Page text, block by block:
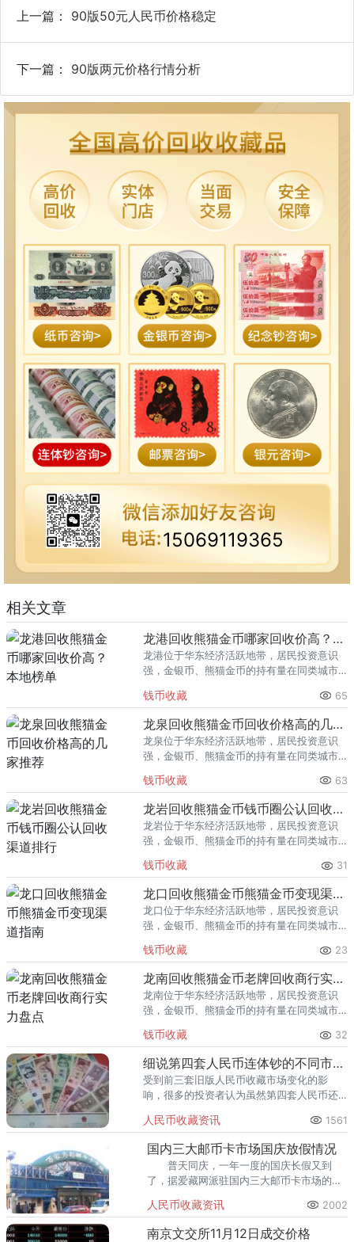
上一篇： 90版50元人民币价格稳定
下一篇： 90版两元价格行情分析
15069119365
相关文章
龙港回收熊猫金币哪家回收价高？本地榜单
龙港位于华东经济活跃地带，居民投资意识
强，金银币、熊猫金币的持有量在同类城市
熊猫金币的需求就明显升温，但鱼龙混杂的
回收渠道里，能精准识别版别溢
钱币收藏 65
龙泉回收熊猫金币回收价格高的几家推荐
龙泉位于华东经济活跃地带，居民投资意识
强，金银币、熊猫金币的持有量在同类城市
熊猫金币的需求就明显升温，但鱼龙混杂的
回收渠道里，能精准识别版别溢
钱币收藏 63
龙岩回收熊猫金币钱币圈公认回收渠道排行
龙岩位于华东经济活跃地带，居民投资意识
强，金银币、熊猫金币的持有量在同类城市
熊猫金币的需求就明显升温，但鱼龙混杂的
回收渠道里，能精准识别版别溢
钱币收藏 31
龙口回收熊猫金币熊猫金币变现渠道指南
龙口位于华东经济活跃地带，居民投资意识
强，金银币、熊猫金币的持有量在同类城市
熊猫金币的需求就明显升温，但鱼龙混杂的
回收渠道里，能精准识别版别溢
钱币收藏 23
龙南回收熊猫金币老牌回收商行实力盘点
龙南位于华东经济活跃地带，居民投资意识
强，金银币、熊猫金币的持有量在同类城市
熊猫金币的需求就明显升温，但鱼龙混杂的
回收渠道里，能精准识别版别溢
钱币收藏 32
细说第四套人民币连体钞的不同市场动向
受到前三套旧版人民币收藏市场变化的影
响，很多的投资者认为虽然第四套人民币还
实际情况来看，四版币的退市也仅仅只是时
间的问题。
人民币收藏资讯 1561
国内三大邮币卡市场国庆放假情况
普天同庆，一年一度的国庆长假又到
了，据爱藏网派驻国内三大邮币卡市场的驻
况，请各位藏友需要市场交易的留意啦！
人民币收藏资讯 2002
南京文交所11月12日成交价格